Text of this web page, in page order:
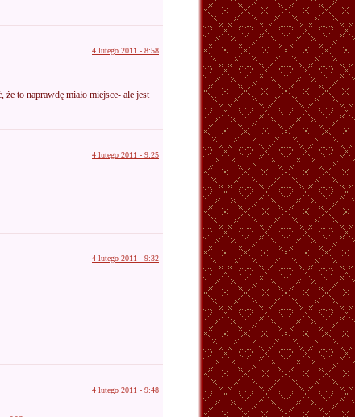
4 lutego 2011 - 8:58
to naprawdę miało miejsce- ale jest
4 lutego 2011 - 9:25
4 lutego 2011 - 9:32
4 lutego 2011 - 9:48